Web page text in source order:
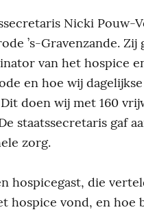
Nicki Pouw-
’s-Gravenzande.
van het hospice
en hoe wij
doen wij met 160
staatssecretaris gaf
zorg.
hospicegast, die
hospice vond, en hoe